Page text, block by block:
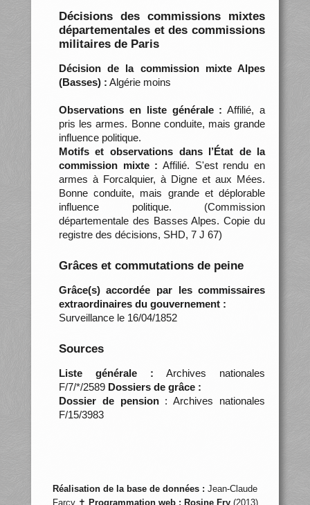
Décisions des commissions mixtes
départementales et des commissions
militaires de Paris
Décision de la commission mixte Alpes
(Basses) : Algérie moins
Observations en liste générale : Affilié, a
pris les armes. Bonne conduite, mais grande
influence politique.
Motifs et observations dans l’État de la
commission mixte : Affilié. S'est rendu en
armes à Forcalquier, à Digne et aux Mées.
Bonne conduite, mais grande et déplorable
influence politique. (Commission
départementale des Basses Alpes. Copie du
registre des décisions, SHD, 7 J 67)
Grâces et commutations de peine
Grâce(s) accordée par les commissaires
extraordinaires du gouvernement :
Surveillance le 16/04/1852
Sources
Liste générale : Archives nationales
F/7/*/2589 Dossiers de grâce :
Dossier de pension: Archives nationales
F/15/3983
Réalisation de la base de données : Jean-Claude
Farcy ✝ Programmation web : Rosine Fry(2013)